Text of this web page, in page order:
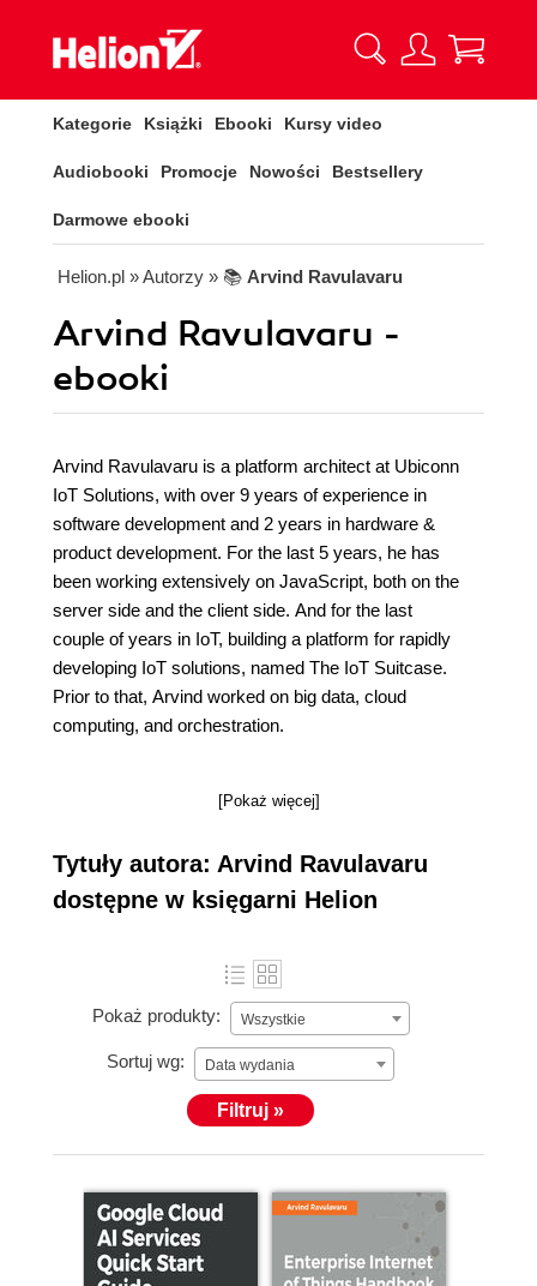
Kategorie Książki Ebooki Kursy video
Audiobooki Promocje Nowości Bestsellery
Darmowe ebooki
Helion.pl » Autorzy » 📚 Arvind Ravulavaru
Arvind Ravulavaru -
ebooki
Arvind Ravulavaru is a platform architect at Ubiconn
IoT Solutions, with over 9 years of experience in
software development and 2 years in hardware &
product development. For the last 5 years, he has
been working extensively on JavaScript, both on the
server side and the client side. And for the last
couple of years in IoT, building a platform for rapidly
developing IoT solutions, named The IoT Suitcase.
Prior to that, Arvind worked on big data, cloud
computing, and orchestration.
[Pokaż więcej]
Tytuły autora: Arvind Ravulavaru
dostępne w księgarni Helion
Pokaż produkty: Wszystkie
Sortuj wg: Data wydania
Filtruj »